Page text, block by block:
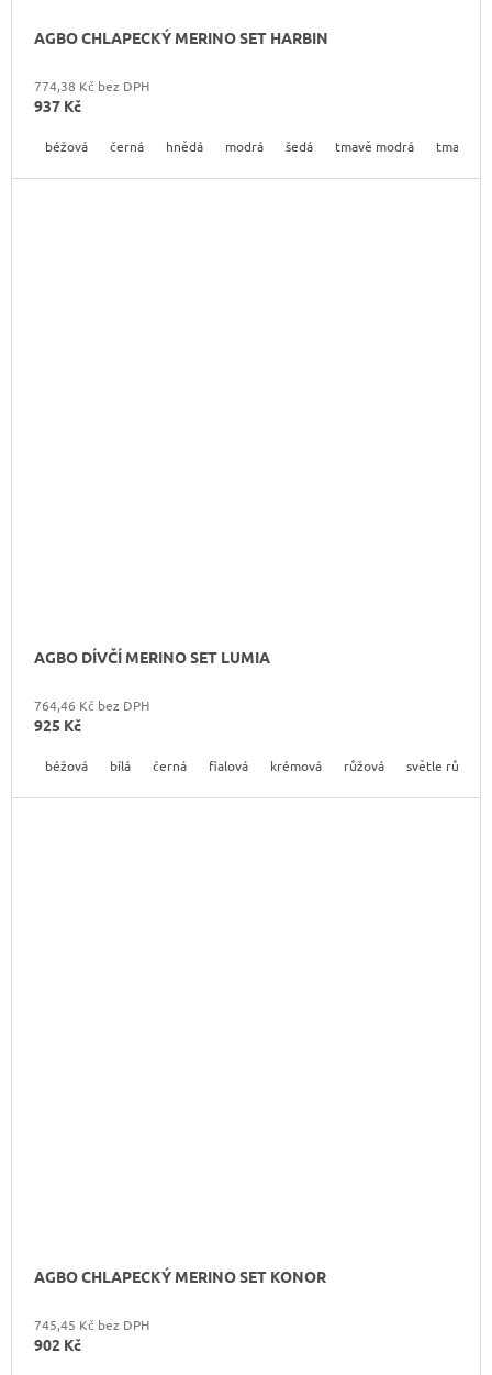
AGBO CHLAPECKÝ MERINO SET HARBIN
774,38 Kč bez DPH
937 Kč
béžová černá hnědá modrá šedá tmavě modrá tmavě
AGBO DÍVČÍ MERINO SET LUMIA
764,46 Kč bez DPH
925 Kč
béžová bílá černá fialová krémová růžová světle růžová
AGBO CHLAPECKÝ MERINO SET KONOR
745,45 Kč bez DPH
902 Kč